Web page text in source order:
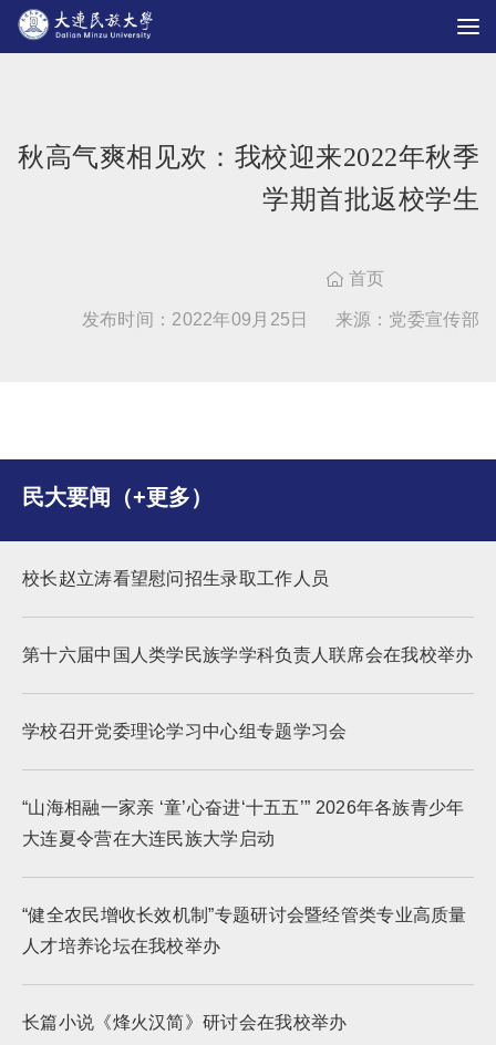
秋高气爽相见欢：我校迎来2022年秋季
学期首批返校学生
 首页
发布时间：2022年09月25日 来源：党委宣传部
民大要闻（+更多）
校长赵立涛看望慰问招生录取工作人员
第十六届中国人类学民族学学科负责人联席会在我校举办
学校召开党委理论学习中心组专题学习会
“山海相融一家亲 ‘童’心奋进‘十五五’” 2026年各族青少年
大连夏令营在大连民族大学启动
“健全农民增收长效机制”专题研讨会暨经管类专业高质量
人才培养论坛在我校举办
长篇小说《烽火汉简》研讨会在我校举办